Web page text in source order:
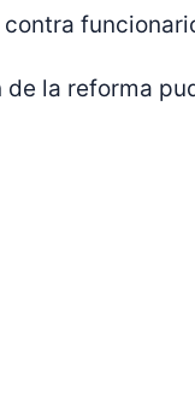
la reforma